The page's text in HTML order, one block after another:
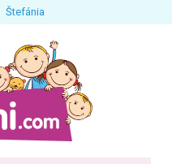
Štefánia